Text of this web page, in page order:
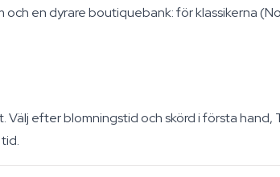
och en dyrare boutiquebank: för klassikerna
efter blomningstid och skörd i första